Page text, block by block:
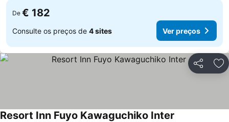
De € 182
Consulte os preços de 4 sites Ver preços
Partilhar
Resort Inn Fuyo Kawaguchiko Inter